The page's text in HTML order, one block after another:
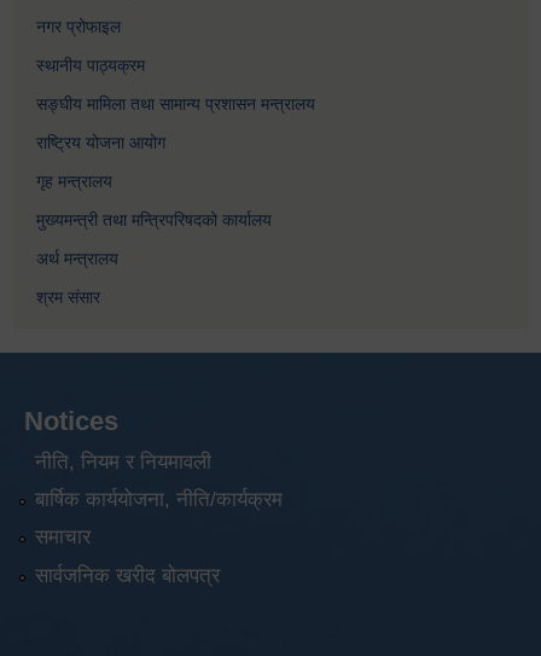
नगर प्रोफाइल
स्थानीय पाठ्यक्रम
सङ्घीय मामिला तथा सामान्य प्रशासन मन्त्रालय
राष्ट्रिय योजना आयोग
गृह मन्त्रालय
मुख्यमन्त्री तथा मन्त्रिपरिषदको कार्यालय
अर्थ मन्त्रालय
श्रम संसार
Notices
नीति, नियम र नियमावली
बार्षिक कार्ययोजना, नीति/कार्यक्रम
समाचार
सार्वजनिक खरीद बोलपत्र